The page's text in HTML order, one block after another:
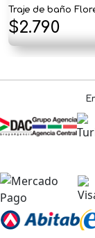
era:
$1.890.
es:
Traje de baño
$2.790